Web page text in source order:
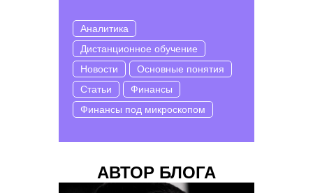
Аналитика
Дистанционное обучение
Новости
Основные понятия
Статьи
Финансы
Финансы под микроскопом
АВТОР БЛОГА